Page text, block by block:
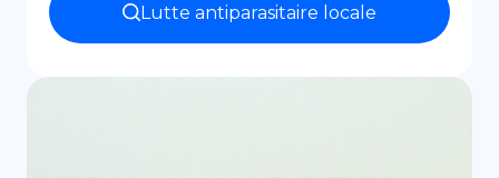
EN
Lutte antiparasitaire locale